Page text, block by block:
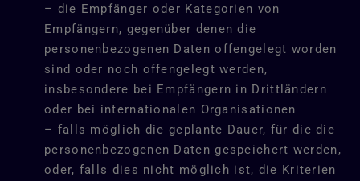
– die Empfänger oder Kategorien von
Empfängern, gegenüber denen die
personenbezogenen Daten offengelegt worden
sind oder noch offengelegt werden,
insbesondere bei Empfängern in Drittländern
oder bei internationalen Organisationen
– falls möglich die geplante Dauer, für die die
personenbezogenen Daten gespeichert werden,
oder, falls dies nicht möglich ist, die Kriterien